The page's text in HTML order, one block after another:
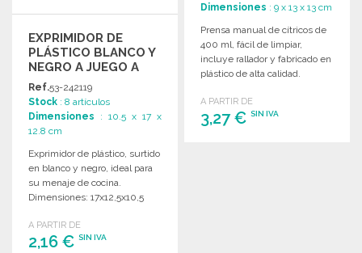
EXPRIMIDOR DE
PLÁSTICO BLANCO Y
NEGRO A JUEGO A
PRECIOS DE
MAYORISTA
Ref.53-242119
Stock : 8 artículos
Dimensiones : 10.5 x 17 x
12.8 cm
Exprimidor de plástico, surtido
en blanco y negro, ideal para
su menaje de cocina.
Dimensiones: 17x12,5x10,5
A PARTIR DE
2,16 € SIN IVA
Dimensiones : 9 x 13 x 13 cm
Prensa manual de cítricos de
400 ml, fácil de limpiar,
incluye rallador y fabricado en
plástico de alta calidad.
A PARTIR DE
3,27 €SIN IVA